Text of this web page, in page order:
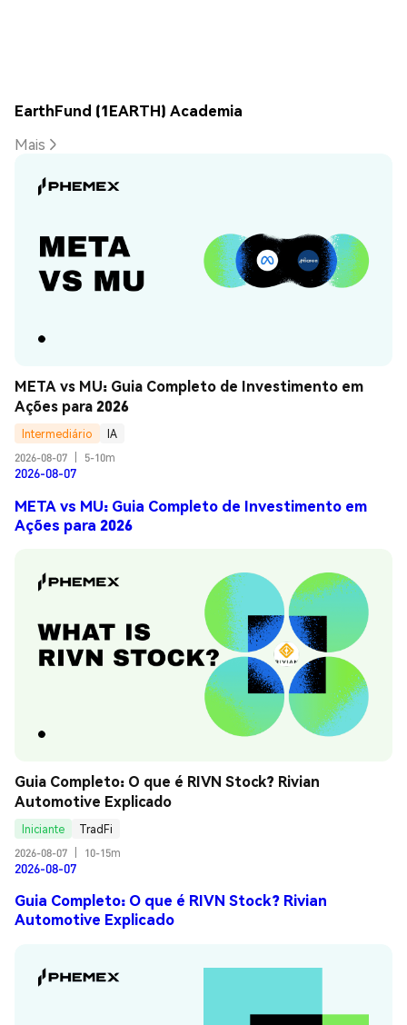
EarthFund (1EARTH) Academia
Mais
META vs MU: Guia Completo de Investimento em
Ações para 2026
Intermediário
IA
2026-08-07
5-10m
2026-08-07
META vs MU: Guia Completo de Investimento em
Ações para 2026
Guia Completo: O que é RIVN Stock? Rivian
Automotive Explicado
Iniciante
TradFi
2026-08-07
10-15m
2026-08-07
Guia Completo: O que é RIVN Stock? Rivian
Automotive Explicado